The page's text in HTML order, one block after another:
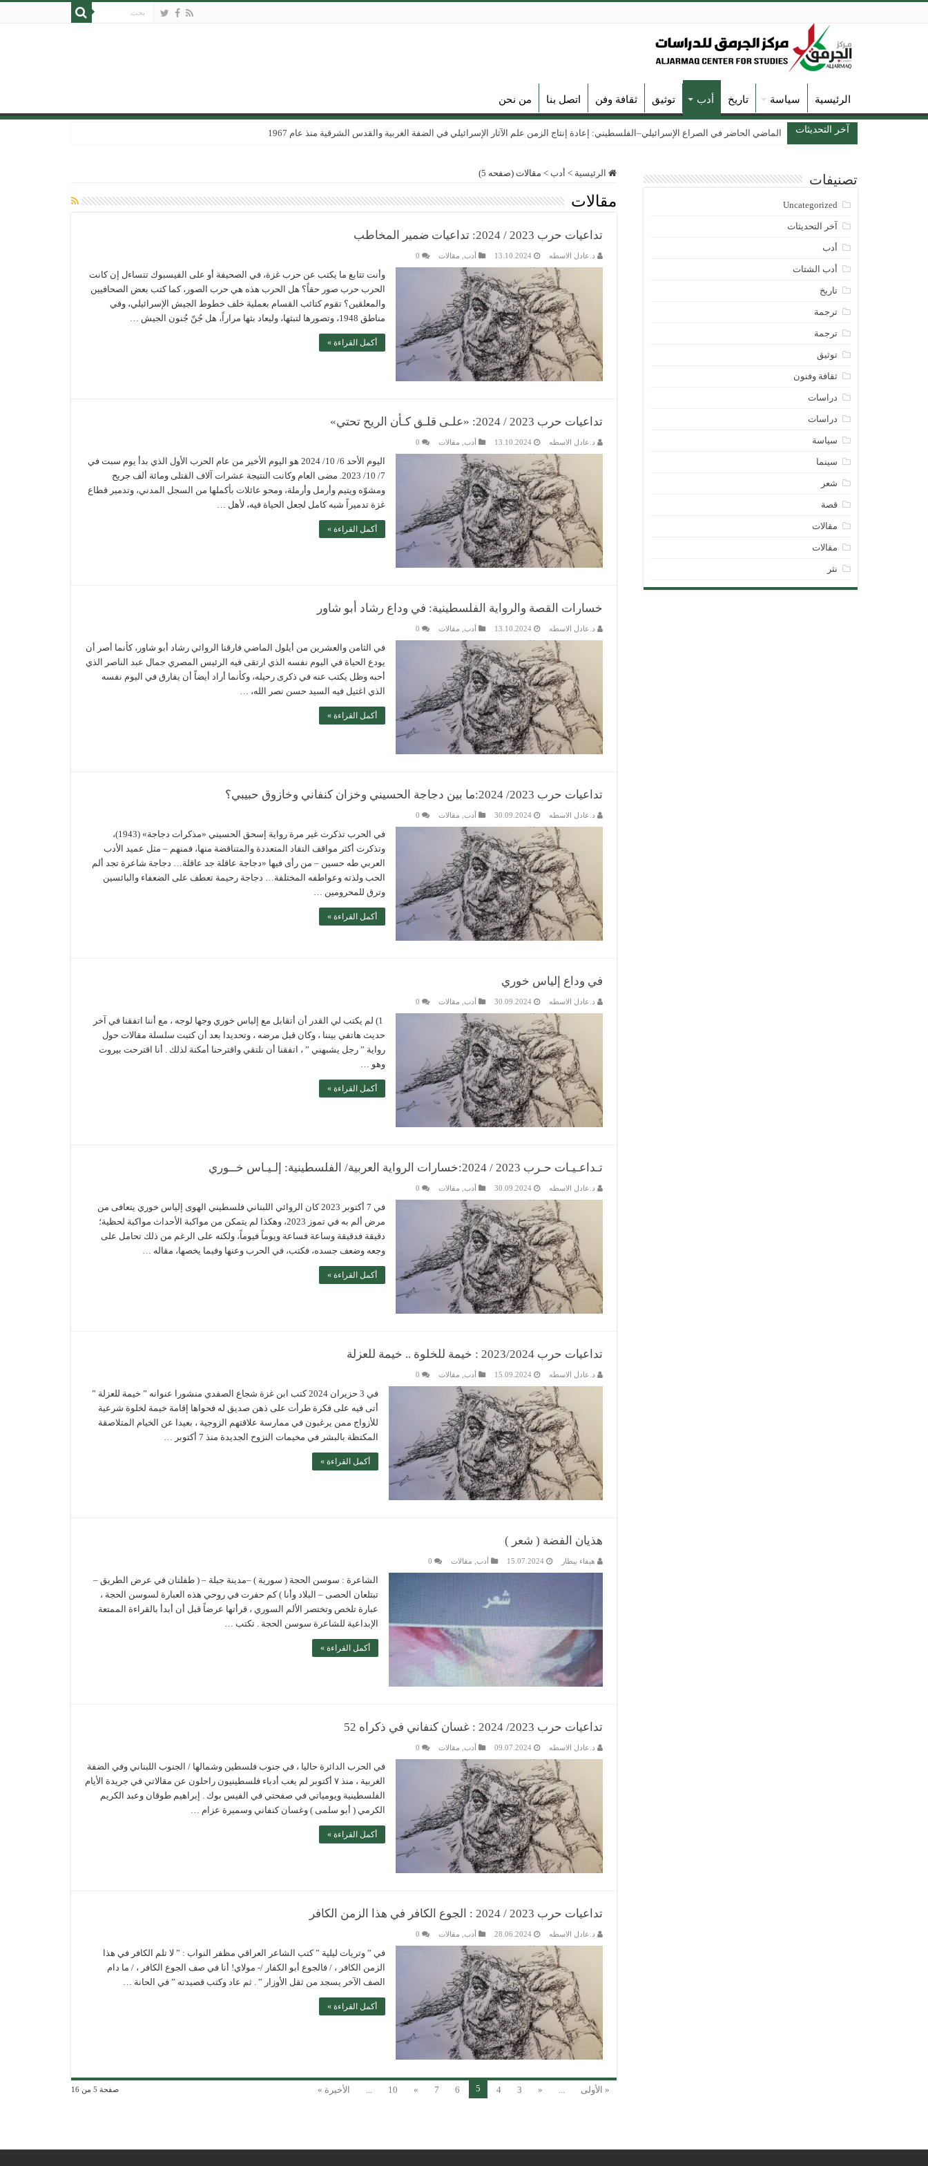
الرئيسية سياسة تاريخ أدب توثيق ثقافة وفن اتصل بنا من نحن
آخر التحديثات الماضي الحاضر في الصراع الإسرائيلي–الفلسطيني: إعادة إنتاج الزمن علم الآثار الإسرائيلي في الضفة الغربية والقدس الشرقية منذ عام 1967
الرئيسية > أدب > مقالات (صفحه 5)
مقالات
تداعيات حرب 2023 / 2024: تداعيات ضمير المخاطب
د.عادل الاسطه 13.10.2024 أدب مقالات 0
وأنت تتابع ما يكتب عن حرب غزة، في الصحيفة أو على الفيسبوك تتساءل إن كانت
الحرب حرب صور حقاً؟ هل الحرب هذه هي حرب الصور، كما كتب بعض الصحافيين
والمعلقين؟ تقوم كتائب القسام بعملية خلف خطوط الجيش الإسرائيلي، وفي
مناطق 1948، وتصورها لتبثها، وليعاد بثها مراراً، هل جُنّ جُنون الجيش …
أكمل القراءة »
تداعيات حرب 2023 / 2024: «علـى قلـق كـأن الريح تحتي»
د.عادل الاسطه 13.10.2024 أدب مقالات 0
اليوم الأحد 6/ 10/ 2024 هو اليوم الأخير من عام الحرب الأول الذي بدأ يوم سبت في
7/ 10/ 2023. مضى العام وكانت النتيجة عشرات آلاف القتلى ومائة ألف جريح
ومشوّه ويتيم وأرمل وأرملة، ومحو عائلات بأكملها من السجل المدني، وتدمير قطاع
غزة تدميراً شبه كامل لجعل الحياة فيه، لأهل …
أكمل القراءة »
خسارات القصة والرواية الفلسطينية: في وداع رشاد أبو شاور
د.عادل الاسطه 13.10.2024 أدب مقالات 0
في الثامن والعشرين من أيلول الماضي فارقنا الروائي رشاد أبو شاور، كأنما أصر أن
يودع الحياة في اليوم نفسه الذي ارتقى فيه الرئيس المصري جمال عبد الناصر الذي
أحبه وظل يكتب عنه في ذكرى رحيله، وكأنما أراد أيضاً أن يفارق في اليوم نفسه
الذي اغتيل فيه السيد حسن نصر الله، …
أكمل القراءة »
تداعيات حرب 2023/ 2024:ما بين دجاجة الحسيني وخزان كنفاني وخازوق حبيبي؟
د.عادل الاسطه 30.09.2024 أدب مقالات 0
في الحرب تذكرت غير مرة رواية إسحق الحسيني «مذكرات دجاجة» (1943)،
وتذكرت أكثر مواقف النقاد المتعددة والمتناقضة منها، فمنهم – مثل عميد الأدب
العربي طه حسين – من رأى فيها «دجاجة عاقلة جد عاقلة… دجاجة شاعرة تجد ألم
الحب ولذته وعواطفه المختلفة… دجاجة رحيمة تعطف على الضعفاء والبائسين
وترق للمحرومين …
أكمل القراءة »
في وداع إلياس خوري
د.عادل الاسطه 30.09.2024 أدب مقالات 0
1) لم يكتب لي القدر أن أتقابل مع إلياس خوري وجها لوجه ، مع أننا اتفقنا في آخر
حديث هاتفي بيننا ، وكان قبل مرضه ، وتحديدا بعد أن كتبت سلسلة مقالات حول
رواية ” رجل يشبهني ” ، اتفقنا أن نلتقي واقترحنا أمكنة لذلك . أنا اقترحت بيروت
وهو …
أكمل القراءة »
تـداعـيـات حـرب 2023 / 2024:خسارات الرواية العربية/ الفلسطينية: إلـيـاس خــوري
د.عادل الاسطه 30.09.2024 أدب مقالات 0
في 7 أكتوبر 2023 كان الروائي اللبناني فلسطيني الهوى إلياس خوري يتعافى من
مرض ألم به في تموز 2023، وهكذا لم يتمكن من مواكبة الأحداث مواكبة لحظية؛
دقيقة فدقيقة وساعة فساعة ويوماً فيوماً، ولكنه على الرغم من ذلك تحامل على
وجعه وضعف جسده، فكتب، في الحرب وعنها وفيما يخصها، مقاله …
أكمل القراءة »
تداعيات حرب 2023/2024 : خيمة للخلوة .. خيمة للعزلة
د.عادل الاسطه 15.09.2024 أدب مقالات 0
في 3 حزيران 2024 كتب ابن غزة شجاع الصفدي منشورا عنوانه ” خيمة للعزلة ”
أتى فيه على فكرة طرأت على ذهن صديق له فحواها إقامة خيمة لخلوة شرعية
للأزواج ممن يرغبون في ممارسة علاقتهم الزوجية ، بعيدا عن الخيام المتلاصقة
المكتظة بالبشر في مخيمات النزوح الجديدة منذ 7 أكتوبر …
أكمل القراءة »
هذيان الفضة ( شعر )
هيفاء بيطار 15.07.2024 أدب مقالات 0
الشاعرة : سوسن الحجة ( سورية ) –مدينة جبلة – ( طفلتان في عرض الطريق –
تبتلعان الحصى – البلاد وأنا ) كم حفرت في روحي هذه العبارة لسوسن الحجة ،
عبارة تلخص وتختصر الألم السوري ، قرأتها عرضاً قبل أن أبدأ بالقراءة الممتعة
الإبداعية للشاعرة سوسن الحجة . تكتب …
أكمل القراءة »
تداعيات حرب 2023/ 2024 : غسان كنفاني في ذكراه 52
د.عادل الاسطه 09.07.2024 أدب مقالات 0
في الحرب الدائرة حاليا ، في جنوب فلسطين وشمالها / الجنوب اللبناني وفي الضفة
الغربية ، منذ ٧ أكتوبر لم يغب أدباء فلسطينيون راحلون عن مقالاتي في جريدة الأيام
الفلسطينية ويومياتي في صفحتي في الفيس بوك . إبراهيم طوقان وعبد الكريم
الكرمي ( أبو سلمى ) وغسان كنفاني وسميرة عزام …
أكمل القراءة »
تداعيات حرب 2023 / 2024 : الجوع الكافر في هذا الزمن الكافر
د.عادل الاسطه 28.06.2024 أدب مقالات 0
في ” وتريات ليلية ” كتب الشاعر العراقي مظفر النواب : ” لا تلم الكافر في هذا
الزمن الكافر ، / فالجوع أبو الكفار /- مولاي! أنا في صف الجوع الكافر ، / ما دام
الصف الآخر يسجد من ثقل الأوزار ” . ثم عاد وكتب قصيدته ” في الحانة …
أكمل القراءة »
صفحة 5 من 16 « الأولى ...
«
3
4
5
6
7
»
10
... الأخيرة »
تصنيفات
Uncategorized
آخر التحديثات
أدب
أدب الشتات
تاريخ
ترجمة
ترجمة
توثيق
ثقافة وفنون
دراسات
دراسات
سياسة
سينما
شعر
قصة
مقالات
مقالات
نثر